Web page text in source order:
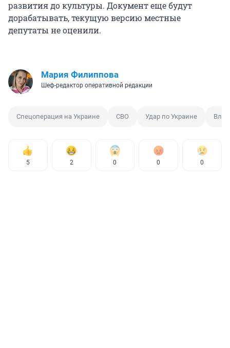
развития до культуры. Документ еще будут
дорабатывать, текущую версию местные
депутаты не оценили.
Мария Филиппова
Шеф-редактор оперативной редакции
Спецоперация на Украине СВО Удар по Украине
5 2 0 0 0